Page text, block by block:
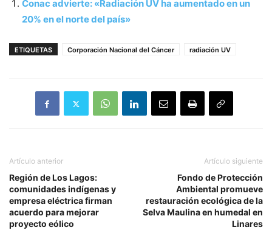
Conac advierte: «Radiación UV ha aumentado en un
20% en el norte del país»
ETIQUETAS Corporación Nacional del Cáncer radiación UV
Artículo anterior
Región de Los Lagos:
comunidades indígenas y
empresa eléctrica firman
acuerdo para mejorar
proyecto eólico
Artículo siguiente
Fondo de Protección
Ambiental promueve
restauración ecológica de la
Selva Maulina en humedal en
Linares